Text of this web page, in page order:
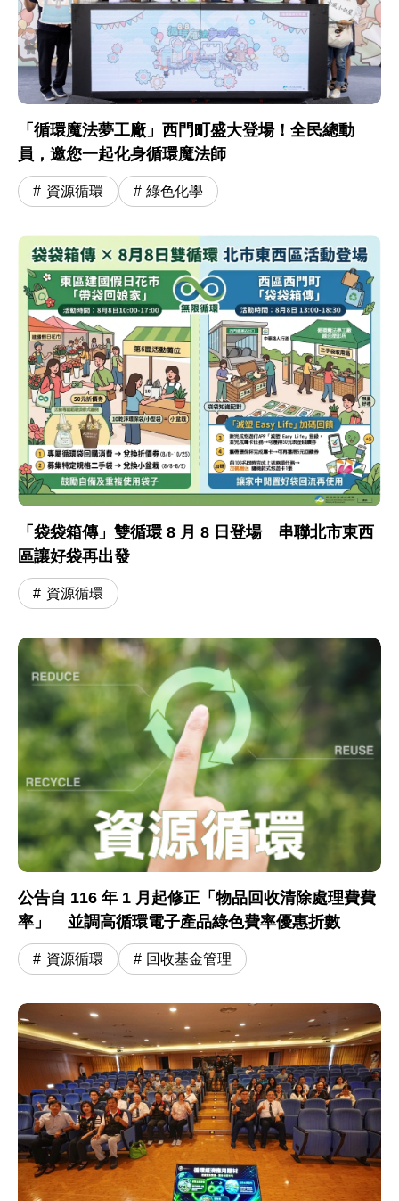
「循環魔法夢工廠」西門町盛大登場！全民總動
員，邀您一起化身循環魔法師
資源循環 綠色化學
「袋袋箱傳」雙循環 8 月 8 日登場 串聯北市東西
區讓好袋再出發
資源循環
公告自 116 年 1 月起修正「物品回收清除處理費費
率」 並調高循環電子產品綠色費率優惠折數
資源循環 回收基金管理